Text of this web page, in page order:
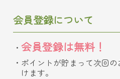
会員登録について
会員登録は無料！
ポイントが貯まって次回
けます。